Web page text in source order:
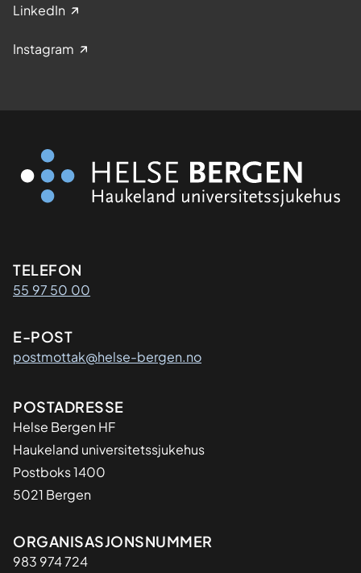
LinkedIn
Instagram
Kontaktinformasjon
TELEFON
55 97 50 00
E-POST
postmottak@helse-bergen.no
Adresse
POSTADRESSE
Helse Bergen HF
Haukeland universitetssjukehus
Postboks 1400
5021 Bergen
Organisasjon
ORGANISASJONSNUMMER
983 974 724